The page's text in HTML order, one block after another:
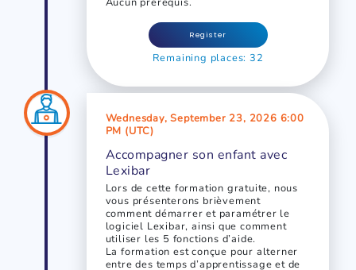
Register
Remaining places: 32
Wednesday, September 23, 2026 6:00
PM (UTC)
Accompagner son enfant avec
Lexibar
Lors de cette formation gratuite, nous
vous présenterons brièvement
comment démarrer et paramétrer le
logiciel Lexibar, ainsi que comment
utiliser les 5 fonctions d’aide.
La formation est conçue pour alterner
entre des temps d’apprentissage et de